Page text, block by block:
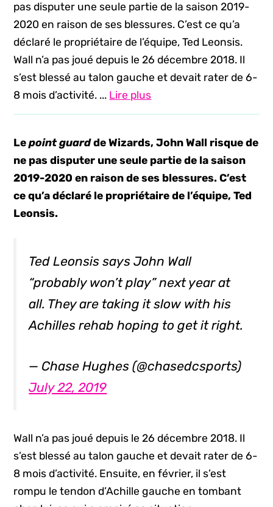
pas disputer une seule partie de la saison 2019-
2020 en raison de ses blessures. C’est ce qu’a
déclaré le propriétaire de l’équipe, Ted Leonsis.
Wall n’a pas joué depuis le 26 décembre 2018. Il
s’est blessé au talon gauche et devait rater de 6-
8 mois d’activité. ... Lire plus
Lepoint guardde Wizards, John Wall risque de
ne pas disputer une seule partie de la saison
2019-2020 en raison de ses blessures. C’est
ce qu’a déclaré le propriétaire de l’équipe, Ted
Leonsis.
Ted Leonsis says John Wall
“probably won’t play” next year at
all. They are taking it slow with his
Achilles rehab hoping to get it right.
— Chase Hughes (@chasedcsports)
July 22, 2019
Wall n’a pas joué depuis le 26 décembre 2018. Il
s’est blessé au talon gauche et devait rater de 6-
8 mois d’activité. Ensuite, en février, il s’est
rompu le tendon d’Achille gauche en tombant